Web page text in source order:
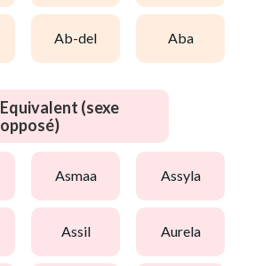
ab-del aba
Equivalent (sexe
opposé)
asmaa assyla
assil aurela